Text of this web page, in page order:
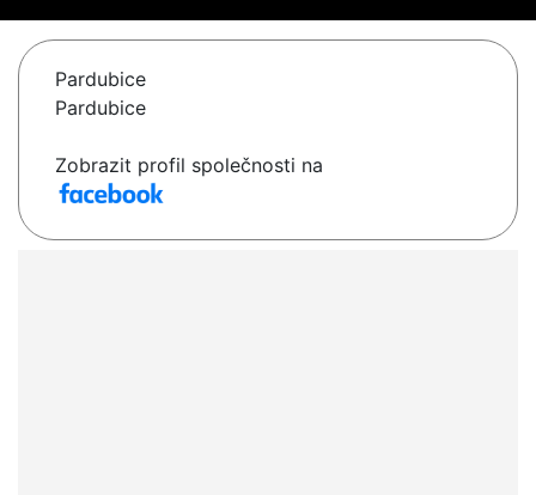
Pardubice
Pardubice
Zobrazit profil společnosti na